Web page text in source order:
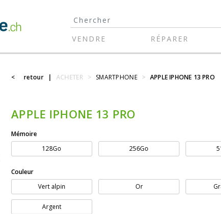
VENDRE RÉPARER
< retour | ACHETER > SMARTPHONE > APPLE IPHONE 13 PRO
APPLE IPHONE 13 PRO
Mémoire
128Go
256Go
Couleur
Vert alpin
Or
Argent